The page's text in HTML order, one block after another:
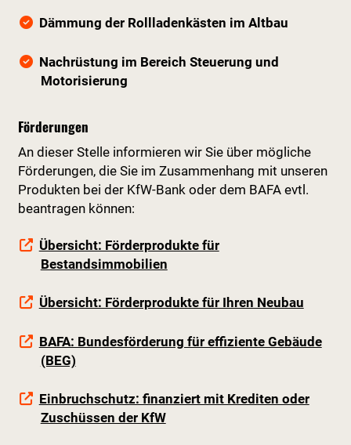
Dämmung der Rollladenkästen im Altbau
Nachrüstung im Bereich Steuerung und
Motorisierung
Förderungen
An dieser Stelle informieren wir Sie über mögliche
Förderungen, die Sie im Zusammenhang mit unseren
Produkten bei der KfW-Bank oder dem BAFA evtl.
beantragen können:
Übersicht: Förderprodukte für
Bestandsimmobilien
Übersicht: Förderprodukte für Ihren Neubau
BAFA: Bundesförderung für effiziente Gebäude
(BEG)
Einbruchschutz: finanziert mit Krediten oder
Zuschüssen der KfW